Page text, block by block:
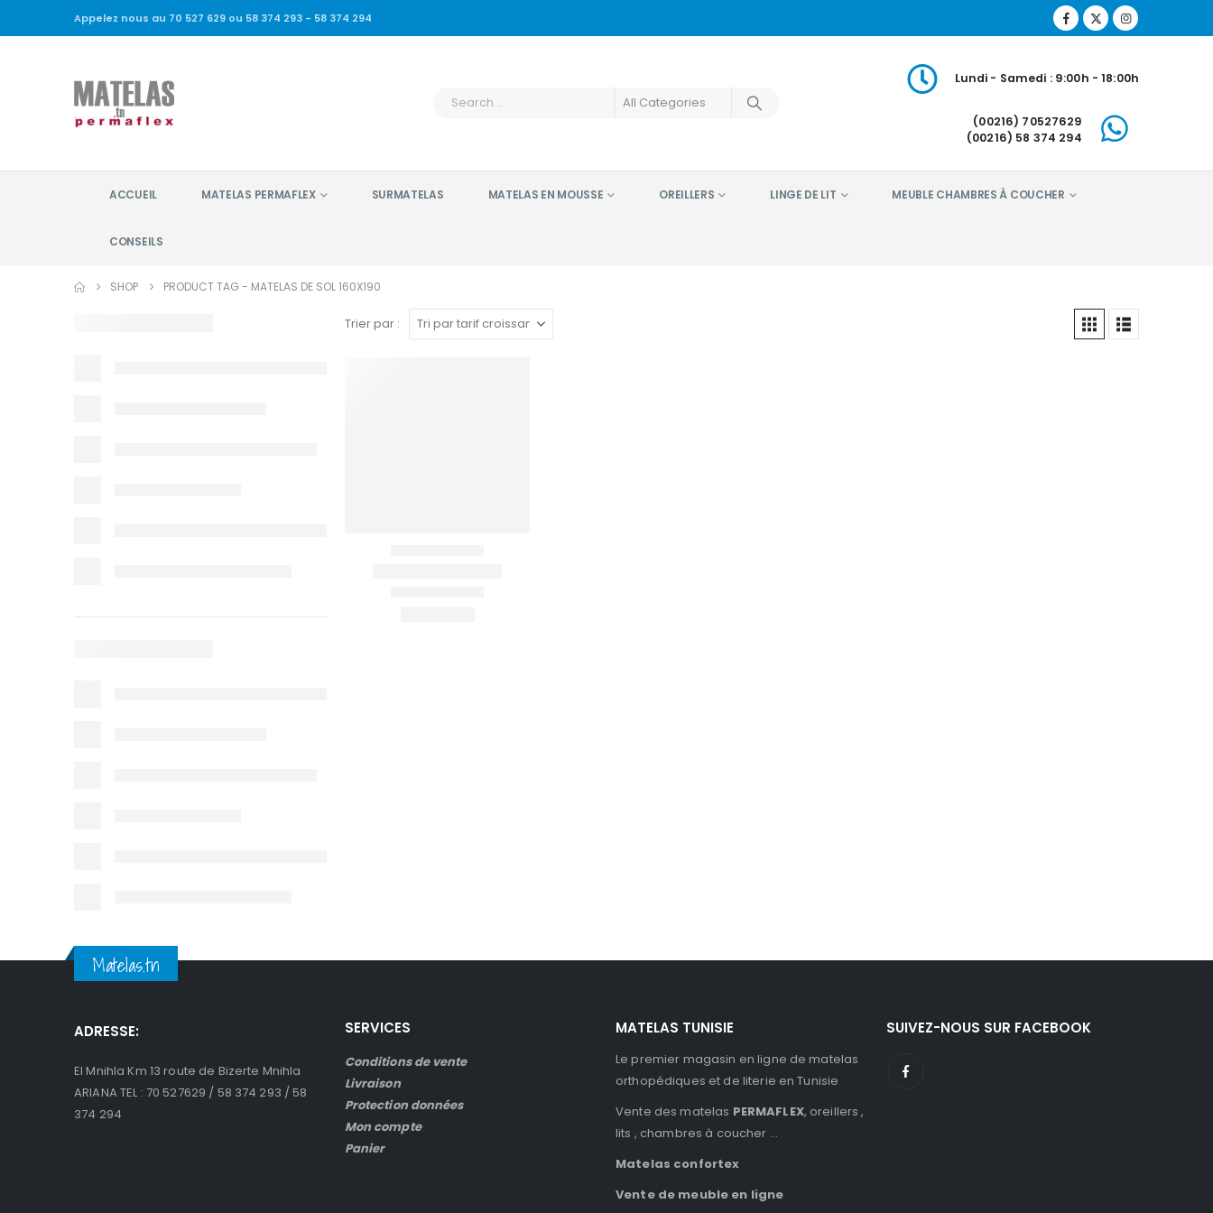
Appelez nous au 70 527 629 ou 58 374 293 - 58 374 294
Lundi - Samedi : 9:00h - 18:00h
(00216) 70527629
(00216) 58 374 294
ACCUEIL MATELAS PERMAFLEX SURMATELAS MATELAS EN MOUSSE OREILLERS LINGE DE LIT MEUBLE CHAMBRES À COUCHER
CONSEILS
SHOP PRODUCT TAG - MATELAS DE SOL 160X190
Trier par :
Matelas.tn
ADRESSE:
El Mnihla Km 13 route de Bizerte Mnihla
ARIANA TEL : 70 527629 / 58 374 293 / 58
374 294
SERVICES
Conditions de vente
Livraison
Protection données
Mon compte
Panier
MATELAS TUNISIE
Le premier magasin en ligne de matelas
orthopédiques et de literie en Tunisie
Vente des matelas PERMAFLEX, oreillers ,
lits , chambres à coucher …
Matelas confortex
Vente de meuble en ligne
SUIVEZ-NOUS SUR FACEBOOK